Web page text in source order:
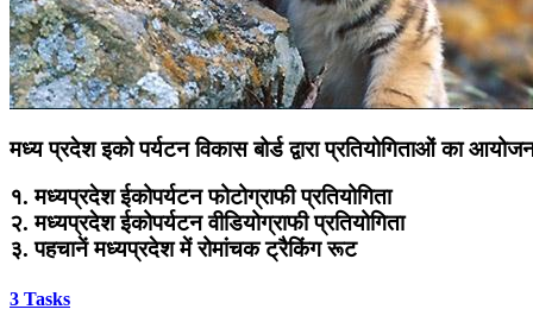
मध्य प्रदेश इको पर्यटन विकास बोर्ड द्वारा प्रतियोगिताओं का
१. मध्यप्रदेश ईकोपर्यटन फोटोग्राफी प्रतियोगिता
२. मध्यप्रदेश ईकोपर्यटन वीडियोग्राफी प्रतियोगिता
३. पहचानें मध्यप्रदेश में रोमांचक ट्रैकिंग रूट
3 Tasks